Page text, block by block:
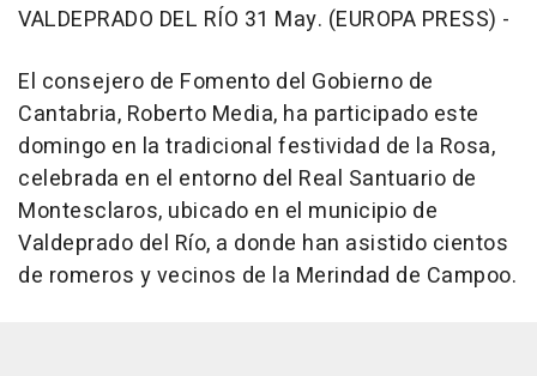
VALDEPRADO DEL RÍO 31 May. (EUROPA PRESS) -
El consejero de Fomento del Gobierno de
Cantabria, Roberto Media, ha participado este
domingo en la tradicional festividad de la Rosa,
celebrada en el entorno del Real Santuario de
Montesclaros, ubicado en el municipio de
Valdeprado del Río, a donde han asistido cientos
de romeros y vecinos de la Merindad de Campoo.